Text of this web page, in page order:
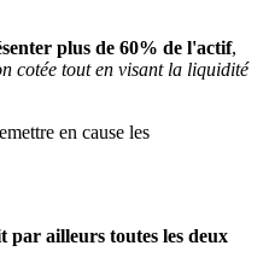
plus de 60% de l'actif,
cotée tout en visant la liquidité
en cause les
par ailleurs toutes les deux